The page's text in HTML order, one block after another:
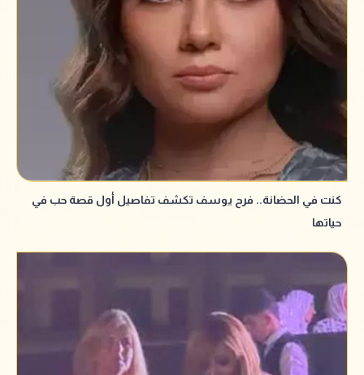
كنت في الحضانة.. فرح يوسف تكشف تفاصيل أول قصة حب في
حياتها